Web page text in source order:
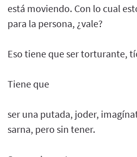
está moviendo. Con lo cual
para la persona, ¿vale?
Eso tiene que ser torturante,
Tiene que
ser una putada, joder,
sarna, pero sin tener.